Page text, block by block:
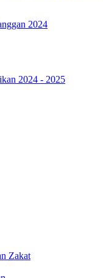
2024
2024 - 2025
Zakat